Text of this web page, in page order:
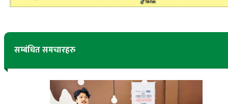
सम्बंधित समचारहरु